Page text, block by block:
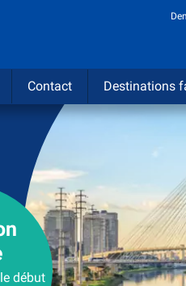
Contact Destinations
début